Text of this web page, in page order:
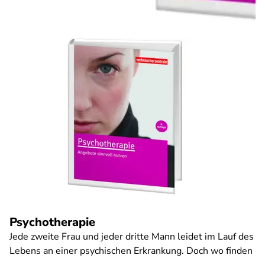
Psychotherapie
Jede zweite Frau und jeder dritte Mann leidet im Lauf des
Lebens an einer psychischen Erkrankung. Doch wo finden